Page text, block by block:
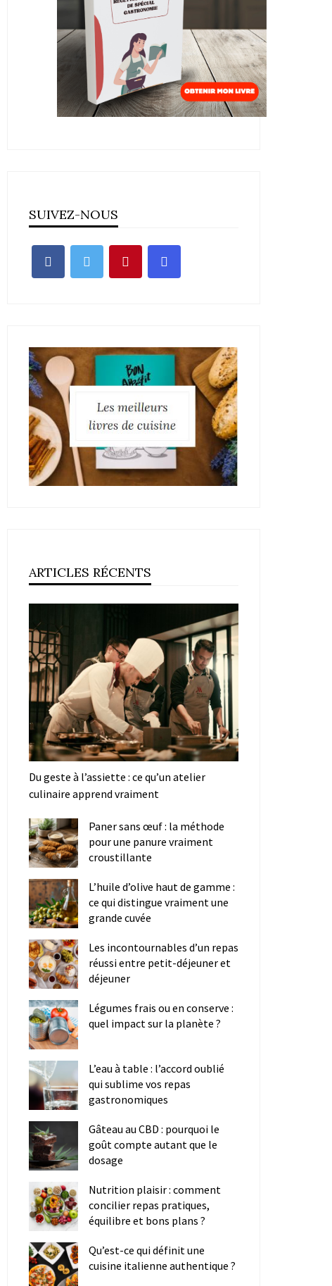
SUIVEZ-NOUS
ARTICLES RÉCENTS
Du geste à l’assiette : ce qu’un atelier
culinaire apprend vraiment
Paner sans œuf : la méthode
pour une panure vraiment
croustillante
L’huile d’olive haut de gamme :
ce qui distingue vraiment une
grande cuvée
Les incontournables d’un repas
réussi entre petit-déjeuner et
déjeuner
Légumes frais ou en conserve :
quel impact sur la planète ?
L’eau à table : l’accord oublié
qui sublime vos repas
gastronomiques
Gâteau au CBD : pourquoi le
goût compte autant que le
dosage
Nutrition plaisir : comment
concilier repas pratiques,
équilibre et bons plans ?
Qu’est-ce qui définit une
cuisine italienne authentique ?